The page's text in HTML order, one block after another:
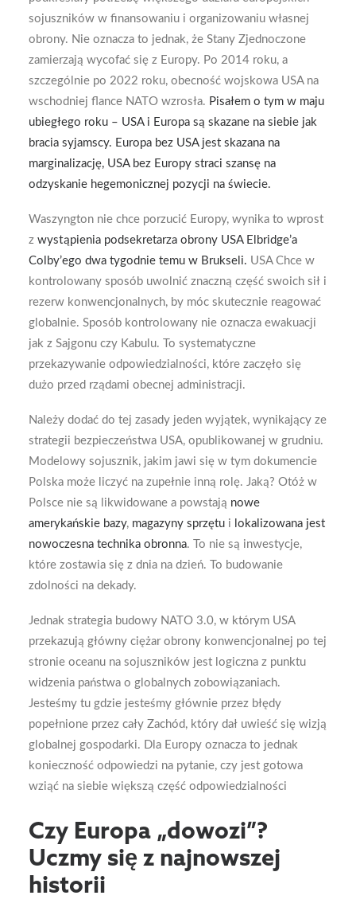
sojuszników w finansowaniu i organizowaniu własnej
obrony. Nie oznacza to jednak, że Stany Zjednoczone
zamierzają wycofać się z Europy. Po 2014 roku, a
szczególnie po 2022 roku, obecność wojskowa USA na
wschodniej flance NATO wzrosła. Pisałem o tym w maju
ubiegłego roku – USA i Europa są skazane na siebie jak
bracia syjamscy. Europa bez USA jest skazana na
marginalizację, USA bez Europy straci szansę na
odzyskanie hegemonicznej pozycji na świecie.
Waszyngton nie chce porzucić Europy, wynika to wprost
z wystąpienia podsekretarza obrony USA Elbridge’a
Colby’ego dwa tygodnie temu w Brukseli. USA Chce w
kontrolowany sposób uwolnić znaczną część swoich sił i
rezerw konwencjonalnych, by móc skutecznie reagować
globalnie. Sposób kontrolowany nie oznacza ewakuacji
jak z Sajgonu czy Kabulu. To systematyczne
przekazywanie odpowiedzialności, które zaczęło się
dużo przed rządami obecnej administracji.
Należy dodać do tej zasady jeden wyjątek, wynikający ze
strategii bezpieczeństwa USA, opublikowanej w grudniu.
Modelowy sojusznik, jakim jawi się w tym dokumencie
Polska może liczyć na zupełnie inną rolę. Jaką? Otóż w
Polsce nie są likwidowane a powstają nowe
amerykańskie bazy, magazyny sprzętu i lokalizowana jest
nowoczesna technika obronna. To nie są inwestycje,
które zostawia się z dnia na dzień. To budowanie
zdolności na dekady.
Jednak strategia budowy NATO 3.0, w którym USA
przekazują główny ciężar obrony konwencjonalnej po tej
stronie oceanu na sojuszników jest logiczna z punktu
widzenia państwa o globalnych zobowiązaniach.
Jesteśmy tu gdzie jesteśmy głównie przez błędy
popełnione przez cały Zachód, który dał uwieść się wizją
globalnej gospodarki. Dla Europy oznacza to jednak
konieczność odpowiedzi na pytanie, czy jest gotowa
wziąć na siebie większą część odpowiedzialności
Czy Europa „dowozi”?
Uczmy się z najnowszej
historii